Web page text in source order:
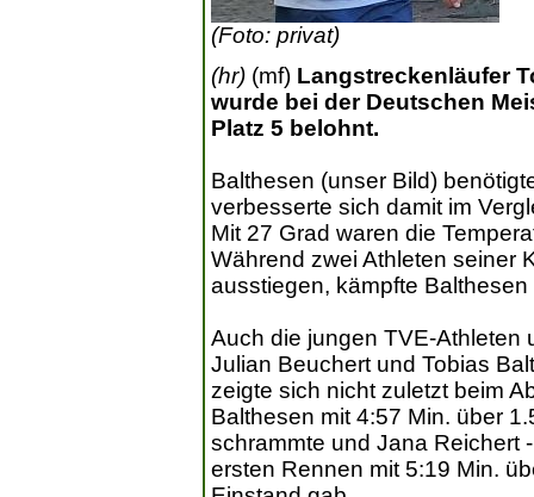
(Foto: privat)
(hr) (mf) Langstreckenläufer
wurde bei der Deutschen
Platz 5 belohnt.
Balthesen (unser Bild)
verbesserte sich damit im
Mit 27 Grad waren die
Während zwei Athleten seiner
ausstiegen, kämpfte
Auch die jungen TVE-Athleten
Julian Beuchert und Tobias
zeigte sich nicht zuletzt beim
Balthesen mit 4:57 Min. über
schrammte und Jana Reichert
ersten Rennen mit 5:19 Min.